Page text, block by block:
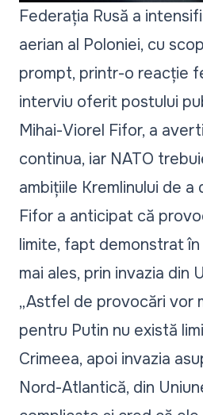
Federația Rusă a
aerian al Poloniei, cu
prompt, printr-o reacție
interviu oferit postului
Mihai-Viorel Fifor, a
continua, iar NATO
ambițiile Kremlinului de
Fifor a anticipat că
limite, fapt demonstrat în
mai ales, prin invazia din
„Astfel de provocări vor
pentru Putin nu există
Crimeea, apoi invazia
Nord-Atlantică, din